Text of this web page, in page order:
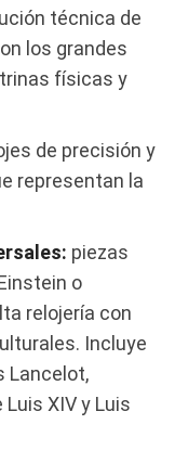
técnica de
los grandes
físicas y
de precisión y
representan la
piezas
o
relojería con
Incluye
Lancelot,
XIV y Luis